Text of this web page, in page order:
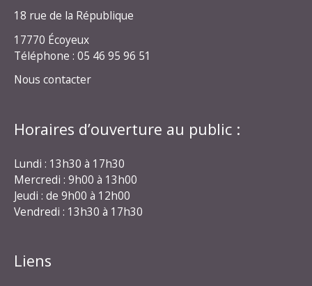
18 rue de la République
17770 Écoyeux
Téléphone : 05 46 95 96 51
Nous contacter
Horaires d’ouverture au public :
Lundi : 13h30 à 17h30
Mercredi : 9h00 à 13h00
Jeudi : de 9h00 à 12h00
Vendredi : 13h30 à 17h30
Liens